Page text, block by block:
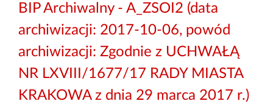
BIP Archiwalny - A_ZSOI2 (data
archiwizacji: 2017-10-06, powód
archiwizacji: Zgodnie z UCHWAŁĄ
NR LXVIII/1677/17 RADY MIASTA
KRAKOWA z dnia 29 marca 2017 r.)